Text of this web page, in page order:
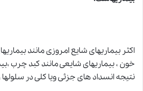
اکثر بیماریهای شایع امروزی مانند
خون ، بیماریهای شایعی مانند کبد چرب
نتیجه انسداد های جزئی ویا کلی در